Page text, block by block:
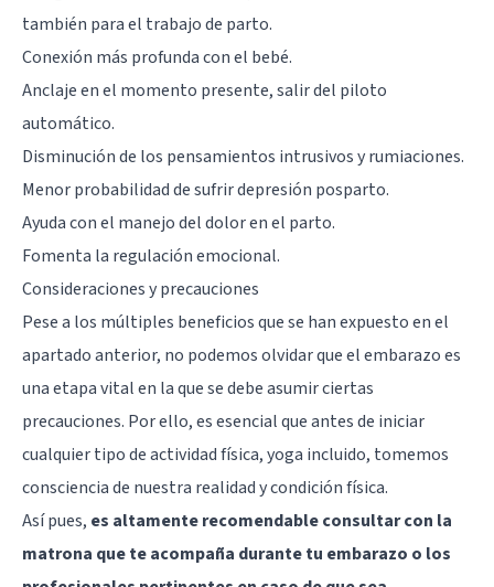
también para el trabajo de parto.
Conexión más profunda con el bebé.
Anclaje en el momento presente, salir del piloto
automático.
Disminución de los pensamientos intrusivos y rumiaciones.
Menor probabilidad de sufrir depresión posparto.
Ayuda con el manejo del dolor en el parto.
Fomenta la regulación emocional.
Consideraciones y precauciones
Pese a los múltiples beneficios que se han expuesto en el
apartado anterior, no podemos olvidar que el embarazo es
una etapa vital en la que se debe asumir ciertas
precauciones. Por ello, es esencial que antes de iniciar
cualquier tipo de actividad física, yoga incluido, tomemos
consciencia de nuestra realidad y condición física.
Así pues, es altamente recomendable consultar con la
matrona que te acompaña durante tu embarazo o los